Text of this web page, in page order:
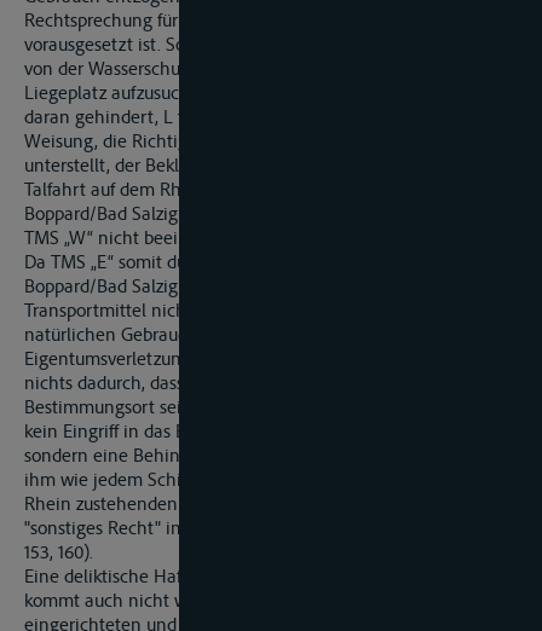
Rechtsprechung für die Annahme einer Eigentumsverletzung
vorausgesetzt ist. Soweit der Kläger dem entgegenhält, die
von der Wasserschutzpolizei erteilte Weisung, einen
Liegeplatz aufzusuchen, habe die Besatzung des TMS „E“ auch
daran gehindert, L talwärts zu verlassen, wäre eine solche
Weisung, die Richtigkeit der Behauptung des Klägers
unterstellt, der Beklagten jedenfalls nicht zuzurechnen, da die
Talfahrt auf dem Rhein unterhalb der von Bingen bis
Boppard/Bad Salzig gesperrten Strecke durch die Havarie des
TMS „W“ nicht beeinträchtigt war.
Da TMS „E“ somit durch die Sperrung des Rheins ab
Boppard/Bad Salzig für die Bergfahrt in seiner Eigenschaft als
Transportmittel nicht betroffen war und damit seinem
natürlichen Gebrauch nicht entzogen wurde, fehlt es an einer
Eigentumsverletzung. An dieser Beurteilung ändert sich
nichts dadurch, dass TMS „E“ während der Sperrung nicht zum
Bestimmungsort seiner Ladung weiterfahren konnte. Darin ist
kein Eingriff in das Eigentum an dem Fahrzeug zu sehen,
sondern eine Behinderung des Klägers in der Ausübung des
ihm wie jedem Schifffahrttreibenden an der Schifffahrtsstraße
Rhein zustehenden Gemeingebrauchs. Dieser stellt aber kein
"sonstiges Recht" im Sinne des
153, 160).
Eine deliktische Haftung der Beklagten nach § 823 Abs. 1 BGB
kommt auch nicht wegen eines Eingriffs in den
eingerichteten und ausgeübten Gewerbebetrieb des Klägers